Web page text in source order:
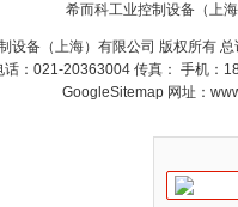
希而科工业控制设备（上
设备（上海）有限公司 版权所有
话：021-20363004 传真： 手机：
GoogleSitemap网址：